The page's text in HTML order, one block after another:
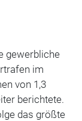
gewerbliche
im
von 1,3
berichtete.
das größte